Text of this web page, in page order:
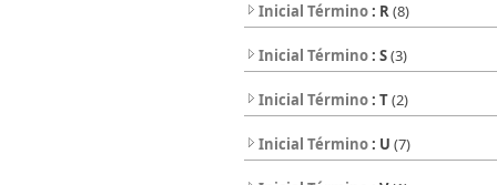
Inicial Término: R(8)
Inicial Término: S(3)
Inicial Término: T(2)
Inicial Término: U (7)